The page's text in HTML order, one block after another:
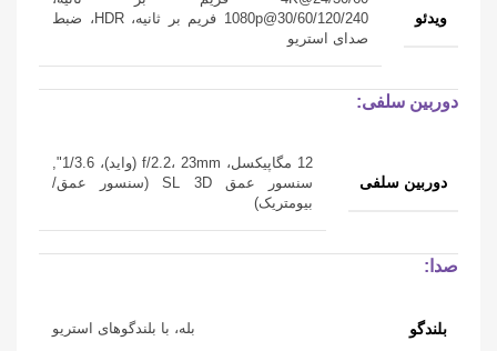
ویدئو
1080p@30/60/120/240 فریم بر ثانیه، HDR، ضبط
صدای استریو
دوربین سلفی:
دوربین سلفی
12 مگاپیکسل، f/2.2، 23mm (واید)، 1/3.6",
سنسور عمق SL 3D (سنسور عمق/
بیومتریک)
صدا:
بلندگو بله، با بلندگوهای استریو